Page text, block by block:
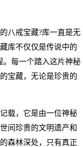
八戒宝藏?库一直是无
库不仅仅是传说中的
。每一个踏入这片神秘
宝藏，无论是珍贵的
载，它是由一位神秘
间珍贵的文明遗产和
森林深处，只有真正